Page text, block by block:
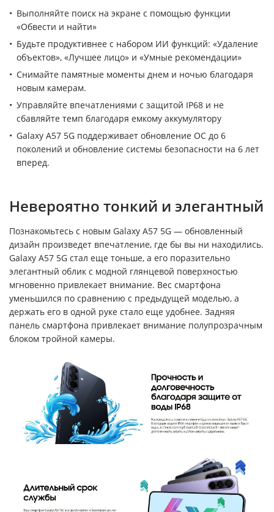
Выполняйте поиск на экране с помощью функции
«Обвести и найти»
Будьте продуктивнее с набором ИИ функций: «Удаление
объектов», «Лучшее лицо» и «Умные рекомендации»
Снимайте памятные моменты днем и ночью благодаря
новым камерам.
Управляйте впечатлениями с защитой IP68 и не
сбавляйте темп благодаря емкому аккумулятору
Galaxy A57 5G поддерживает обновление ОС до 6
поколений и обновление системы безопасности на 6 лет
вперед.
Невероятно тонкий и элегантный
Познакомьтесь с новым Galaxy A57 5G — обновленный
дизайн произведет впечатление, где бы вы ни находились.
Galaxy A57 5G стал еще тоньше, а его поразительно
элегантный облик с модной глянцевой поверхностью
мгновенно привлекает внимание. Вес смартфона
уменьшился по сравнению с предыдущей моделью, а
держать его в одной руке стало еще удобнее. Задняя
панель смартфона привлекает внимание полупрозрачным
блоком тройной камеры.